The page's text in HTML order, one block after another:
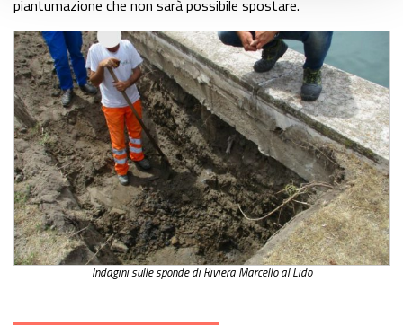
piantumazione che non sarà possibile spostare.
Indagini sulle sponde di Riviera Marcello al Lido